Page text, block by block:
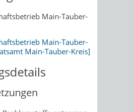
Main-Tauber-
Main-Tauber-
Main-Tauber-Kreis]